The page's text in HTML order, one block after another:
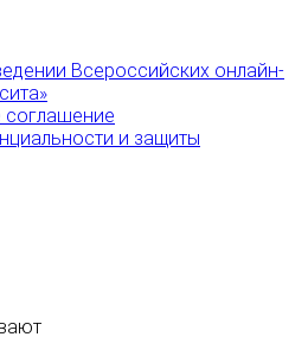
Всероссийских онлайн-
соглашение
и защиты